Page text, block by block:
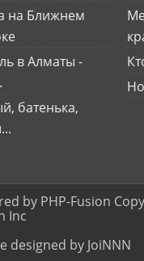
на Ближнем
в Алматы -
батенька,
by PHP-Fusion
Inc
designed by JoiNNN